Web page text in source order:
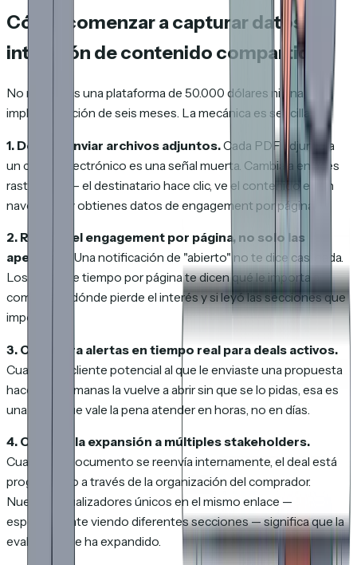
Cómo comenzar a capturar datos de
intención de contenido compartido
No necesitas una plataforma de 50.000 dólares ni una
implementación de seis meses. La mecánica es sencilla:
1. Deja de enviar archivos adjuntos.Cada PDF adjunto a
un correo electrónico es una señal muerta. Cambia a enlaces
rastreados — el destinatario hace clic, ve el contenido en un
navegador y obtienes datos de engagement por página.
2. Rastrea el engagement por página, no solo las
aperturas.
Una notificación de "abierto" no te dice casi nada.
Los datos de tiempo por página te dicen qué le importa al
comprador, dónde pierde el interés y si leyó las secciones que
importan.
3. Configura alertas en tiempo real para deals activos.
Cuando un cliente potencial al que le enviaste una propuesta
hace dos semanas la vuelve a abrir sin que se lo pidas, esa es
una señal que vale la pena atender en horas, no en días.
4. Observa la expansión a múltiples stakeholders.
Cuando tu documento se reenvía internamente, el deal está
progresando a través de la organización del comprador.
Nuevos visualizadores únicos en el mismo enlace —
especialmente viendo diferentes secciones — significa que la
evaluación se ha expandido.